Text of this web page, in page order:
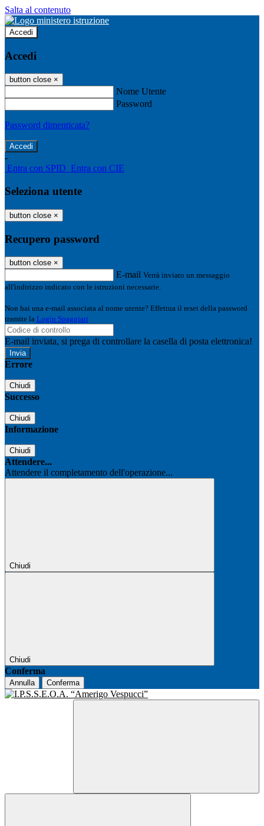
Salta al contenuto
Accedi
Accedi
button close ×
Nome Utente
Password
Password dimenticata?
-
Entra con SPID Entra con CIE
Seleziona utente
button close ×
Recupero password
button close ×
E-mail Verrà inviato un messaggio
all'indirizzo indicato con le istruzioni necessarie.
Non hai una e-mail associata al nome utente? Effettua il reset della password
tramite la Login Spaggiari
E-mail inviata, si prega di controllare la casella di posta elettronica!
Errore
Chiudi
Successo
Chiudi
Informazione
Chiudi
Attendere...
Attendere il completamento dell'operazione...
Chiudi
Chiudi
Conferma
Annulla Conferma